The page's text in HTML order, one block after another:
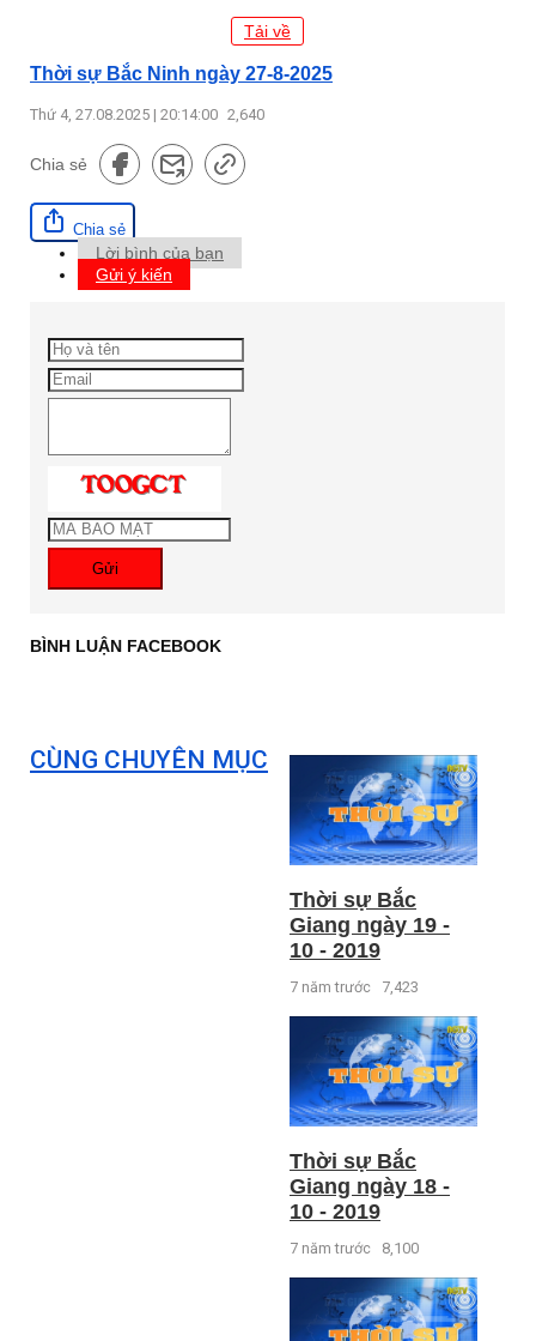
Tải về
Thời sự Bắc Ninh ngày 27-8-2025
Thứ 4, 27.08.2025 | 20:14:00 2,640
Chia sẻ
Chia sẻ
Lời bình của bạn
Gửi ý kiến
Gửi
BÌNH LUẬN FACEBOOK
CÙNG CHUYÊN MỤC
Thời sự Bắc
Giang ngày 19 -
10 - 2019
7 năm trước 7,423
Thời sự Bắc
Giang ngày 18 -
10 - 2019
7 năm trước 8,100